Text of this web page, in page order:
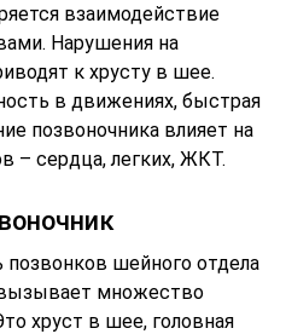
взаимодействие
Нарушения на
к хрусту в шее.
в движениях, быстрая
позвоночника влияет на
– сердца, легких, ЖКТ.
шейного отдела
вызывает множество
хруст в шее, головная